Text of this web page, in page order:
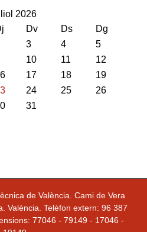
2026
Dv Ds
Dg
3 4
5
10 11
12
17 18
19
24 25
26
31
de València. Cami de Vera
València. Telèfon extern: 96 387
77046 - 79149 - 17046 -